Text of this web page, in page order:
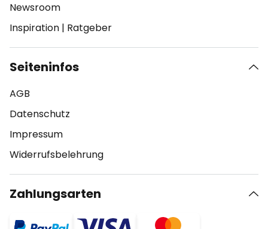
Newsroom
Inspiration | Ratgeber
Seiteninfos
AGB
Datenschutz
Impressum
Widerrufsbelehrung
Zahlungsarten